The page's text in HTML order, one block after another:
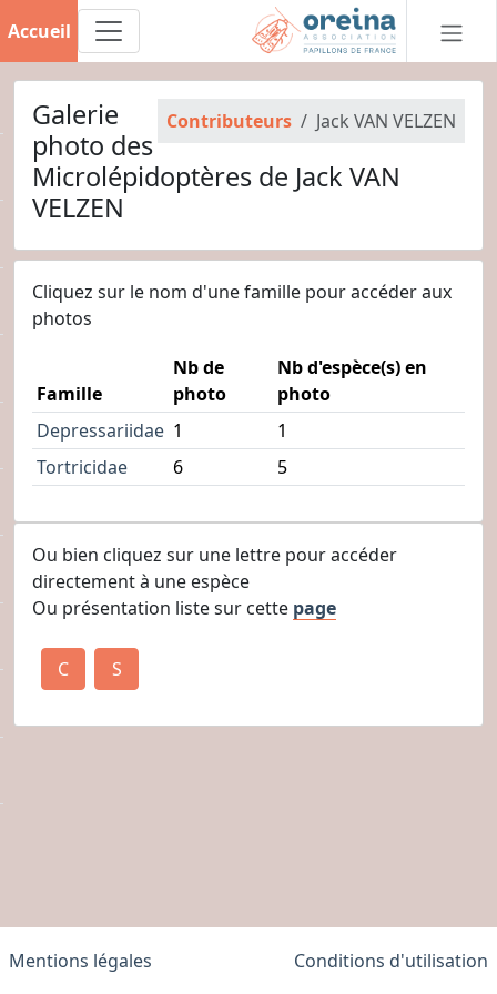
Accueil
Contributeurs Jack VAN VELZEN
Galerie
photo des
Microlépidoptères de Jack VAN
VELZEN
Cliquez sur le nom d'une famille pour accéder aux
photos
Famille
Nb de
photo
Nb d'espèce(s) en
photo
Depressariidae 1
1
Tortricidae
6 5
Ou bien cliquez sur une lettre pour accéder
directement à une espèce
Ou présentation liste sur cette page
C S
Mentions légales Conditions d'utilisation